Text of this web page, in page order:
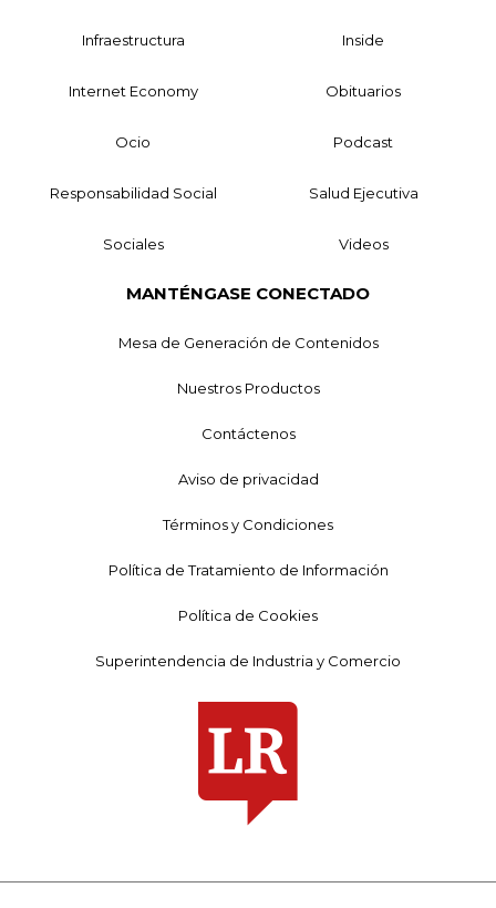
Infraestructura Inside
Internet Economy Obituarios
Ocio Podcast
Responsabilidad Social Salud Ejecutiva
Sociales Videos
MANTÉNGASE CONECTADO
Mesa de Generación de Contenidos
Nuestros Productos
Contáctenos
Aviso de privacidad
Términos y Condiciones
Política de Tratamiento de Información
Política de Cookies
Superintendencia de Industria y Comercio